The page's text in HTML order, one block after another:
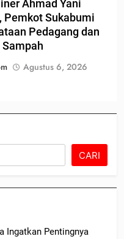
Ahmad Yani
Pemkot Sukabumi
Pedagang dan
Agustus 6, 2026
CARI
Ingatkan Pentingnya